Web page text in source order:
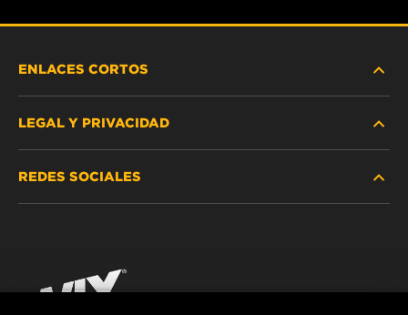
ENLACES CORTOS
DÓNDE COMPRAR
¡CONTÁCTENOS!
LEGAL Y PRIVACIDAD
IMPRESSUM
REDES SOCIALES
YouTube